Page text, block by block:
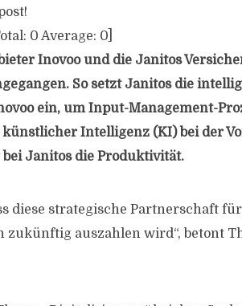
0 Average: 0
Inovoo und die Janitos
So setzt Janitos die
ein, um Input-Management-
künstlicher Intelligenz (KI) bei der
Janitos die Produktivität.
diese strategische Partnerschaft
zukünftig auszahlen wird“, betont